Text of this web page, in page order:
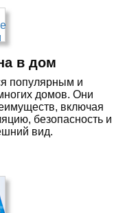
в дом
популярным и
домов. Они
включая
безопасность и
вид.